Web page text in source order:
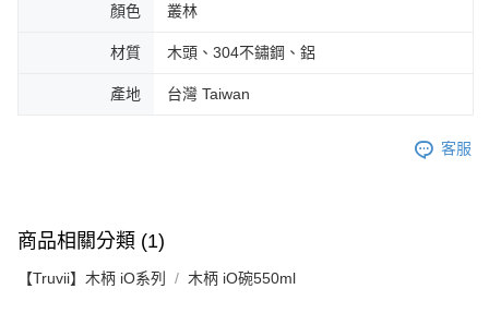
顏色 叢林
材質 木頭、304不鏽鋼、鋁
產地 台灣 Taiwan
客服
商品相關分類 (1)
【Truvii】木柄 iO系列 木柄 iO碗550ml